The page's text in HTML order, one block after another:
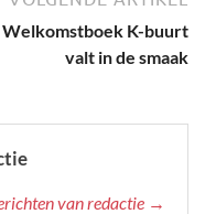
Welkomstboek K-buurt
valt in de smaak
van redactie →